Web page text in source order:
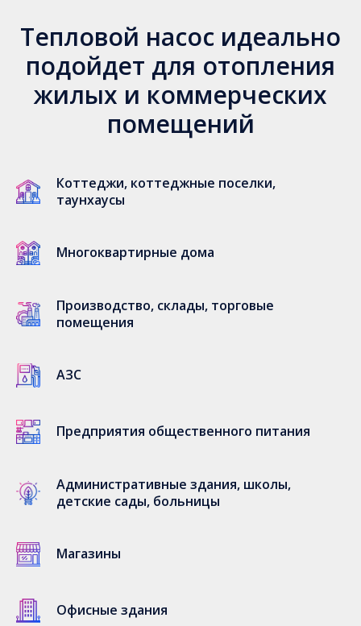
Тепловой насос идеально
подойдет для отопления
жилых и коммерческих
помещений
Коттеджи, коттеджные поселки,
таунхаусы
Многоквартирные дома
Производство, склады, торговые
помещения
АЗС
Предприятия общественного питания
Административные здания, школы,
детские сады, больницы
Магазины
Офисные здания